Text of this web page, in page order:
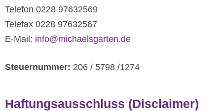
Telefon 0228 97632569
Telefax 0228 97632567
E-Mail: info@michaelsgarten.de
Steuernummer: 206 / 5798 /1274
Haftungsausschluss (Disclaimer)